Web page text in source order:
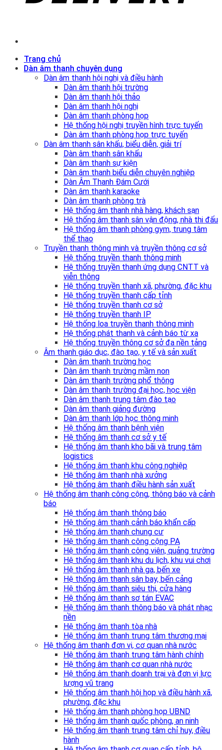
Trang chủ
Dàn âm thanh chuyên dụng
Dàn âm thanh hội nghị và điều hành
Dàn âm thanh hội trường
Dàn âm thanh hội thảo
Dàn âm thanh hội nghị
Dàn âm thanh phòng họp
Hệ thống hội nghị truyền hình trực tuyến
Dàn âm thanh phòng họp trực tuyến
Dàn âm thanh sân khấu, biểu diễn, giải trí
Dàn âm thanh sân khấu
Dàn âm thanh sự kiện
Dàn âm thanh biểu diễn chuyên nghiệp
Dàn Âm Thanh Đám Cưới
Dàn âm thanh karaoke
Dàn âm thanh phòng trà
Hệ thống âm thanh nhà hàng, khách sạn
Hệ thống âm thanh sân vận động, nhà thi đấu
Hệ thống âm thanh phòng gym, trung tâm
thể thao
Truyền thanh thông minh và truyền thông cơ sở
Hệ thống truyền thanh thông minh
Hệ thống truyền thanh ứng dụng CNTT và
viễn thông
Hệ thống truyền thanh xã, phường, đặc khu
Hệ thống truyền thanh cấp tỉnh
Hệ thống truyền thanh cơ sở
Hệ thống truyền thanh IP
Hệ thống loa truyền thanh thông minh
Hệ thống phát thanh và cảnh báo từ xa
Hệ thống truyền thông cơ sở đa nền tảng
Âm thanh giáo dục, đào tạo, y tế và sản xuất
Dàn âm thanh trường học
Dàn âm thanh trường mầm non
Dàn âm thanh trường phổ thông
Dàn âm thanh trường đại học, học viện
Dàn âm thanh trung tâm đào tạo
Dàn âm thanh giảng đường
Dàn âm thanh lớp học thông minh
Hệ thống âm thanh bệnh viện
Hệ thống âm thanh cơ sở y tế
Hệ thống âm thanh kho bãi và trung tâm
logistics
Hệ thống âm thanh khu công nghiệp
Hệ thống âm thanh nhà xưởng
Hệ thống âm thanh điều hành sản xuất
Hệ thống âm thanh công cộng, thông báo và cảnh
báo
Hệ thống âm thanh thông báo
Hệ thống âm thanh cảnh báo khẩn cấp
Hệ thống âm thanh chung cư
Hệ thống âm thanh công cộng PA
Hệ thống âm thanh công viên, quảng trường
Hệ thống âm thanh khu du lịch, khu vui chơi
Hệ thống âm thanh nhà ga, bến xe
Hệ thống âm thanh sân bay, bến cảng
Hệ thống âm thanh siêu thị, cửa hàng
Hệ thống âm thanh sơ tán EVAC
Hệ thống âm thanh thông báo và phát nhạc
nền
Hệ thống âm thanh tòa nhà
Hệ thống âm thanh trung tâm thương mại
Hệ thống âm thanh đơn vị, cơ quan nhà nước
Hệ thống âm thanh trung tâm hành chính
Hệ thống âm thanh cơ quan nhà nước
Hệ thống âm thanh doanh trại và đơn vị lực
lượng vũ trang
Hệ thống âm thanh hội họp và điều hành xã,
phường, đặc khu
Hệ thống âm thanh phòng họp UBND
Hệ thống âm thanh quốc phòng, an ninh
Hệ thống âm thanh trung tâm chỉ huy, điều
hành